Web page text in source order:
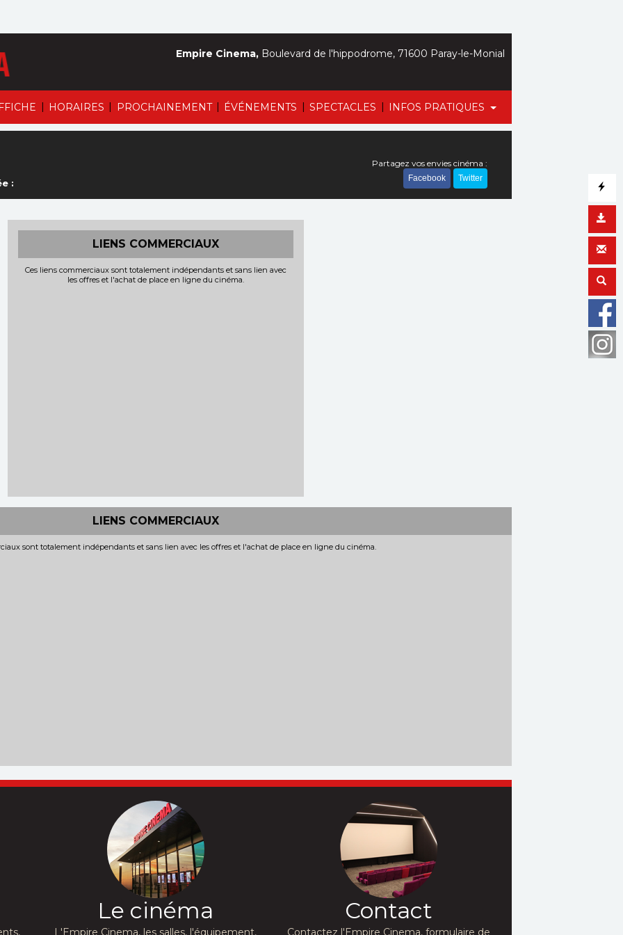
| HORAIRES | PROCHAINEMENT | ÉVÉNEMENTS | SPECTACLES | INFOS PRATIQUES
Empire Cinema, Boulevard de l'hippodrome, 71600 Paray-le-Monial
:
Partagez vos envies cinéma :
Facebook Twitter
LIENS COMMERCIAUX
Ces liens commerciaux sont totalement indépendants et sans lien avec
les offres et l'achat de place en ligne du cinéma.
LIENS COMMERCIAUX
sont totalement indépendants et sans lien avec les offres et l'achat de place en ligne du cinéma.
Le cinéma
L'Empire Cinema, les salles, l'équipement,
Contact
Contactez l'Empire Cinema, formulaire de